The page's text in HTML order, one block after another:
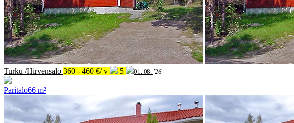
Turku /Hirvensalo 360 - 460 €/ v 5 01. 08. '26
Paritalo66 m²